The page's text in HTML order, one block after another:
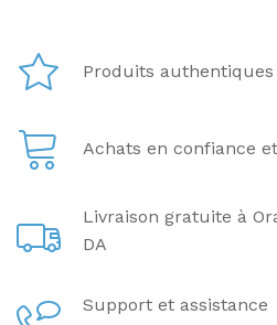
Produits
Achats en confiance
Livraison gratuite à
DA
Support et assistance